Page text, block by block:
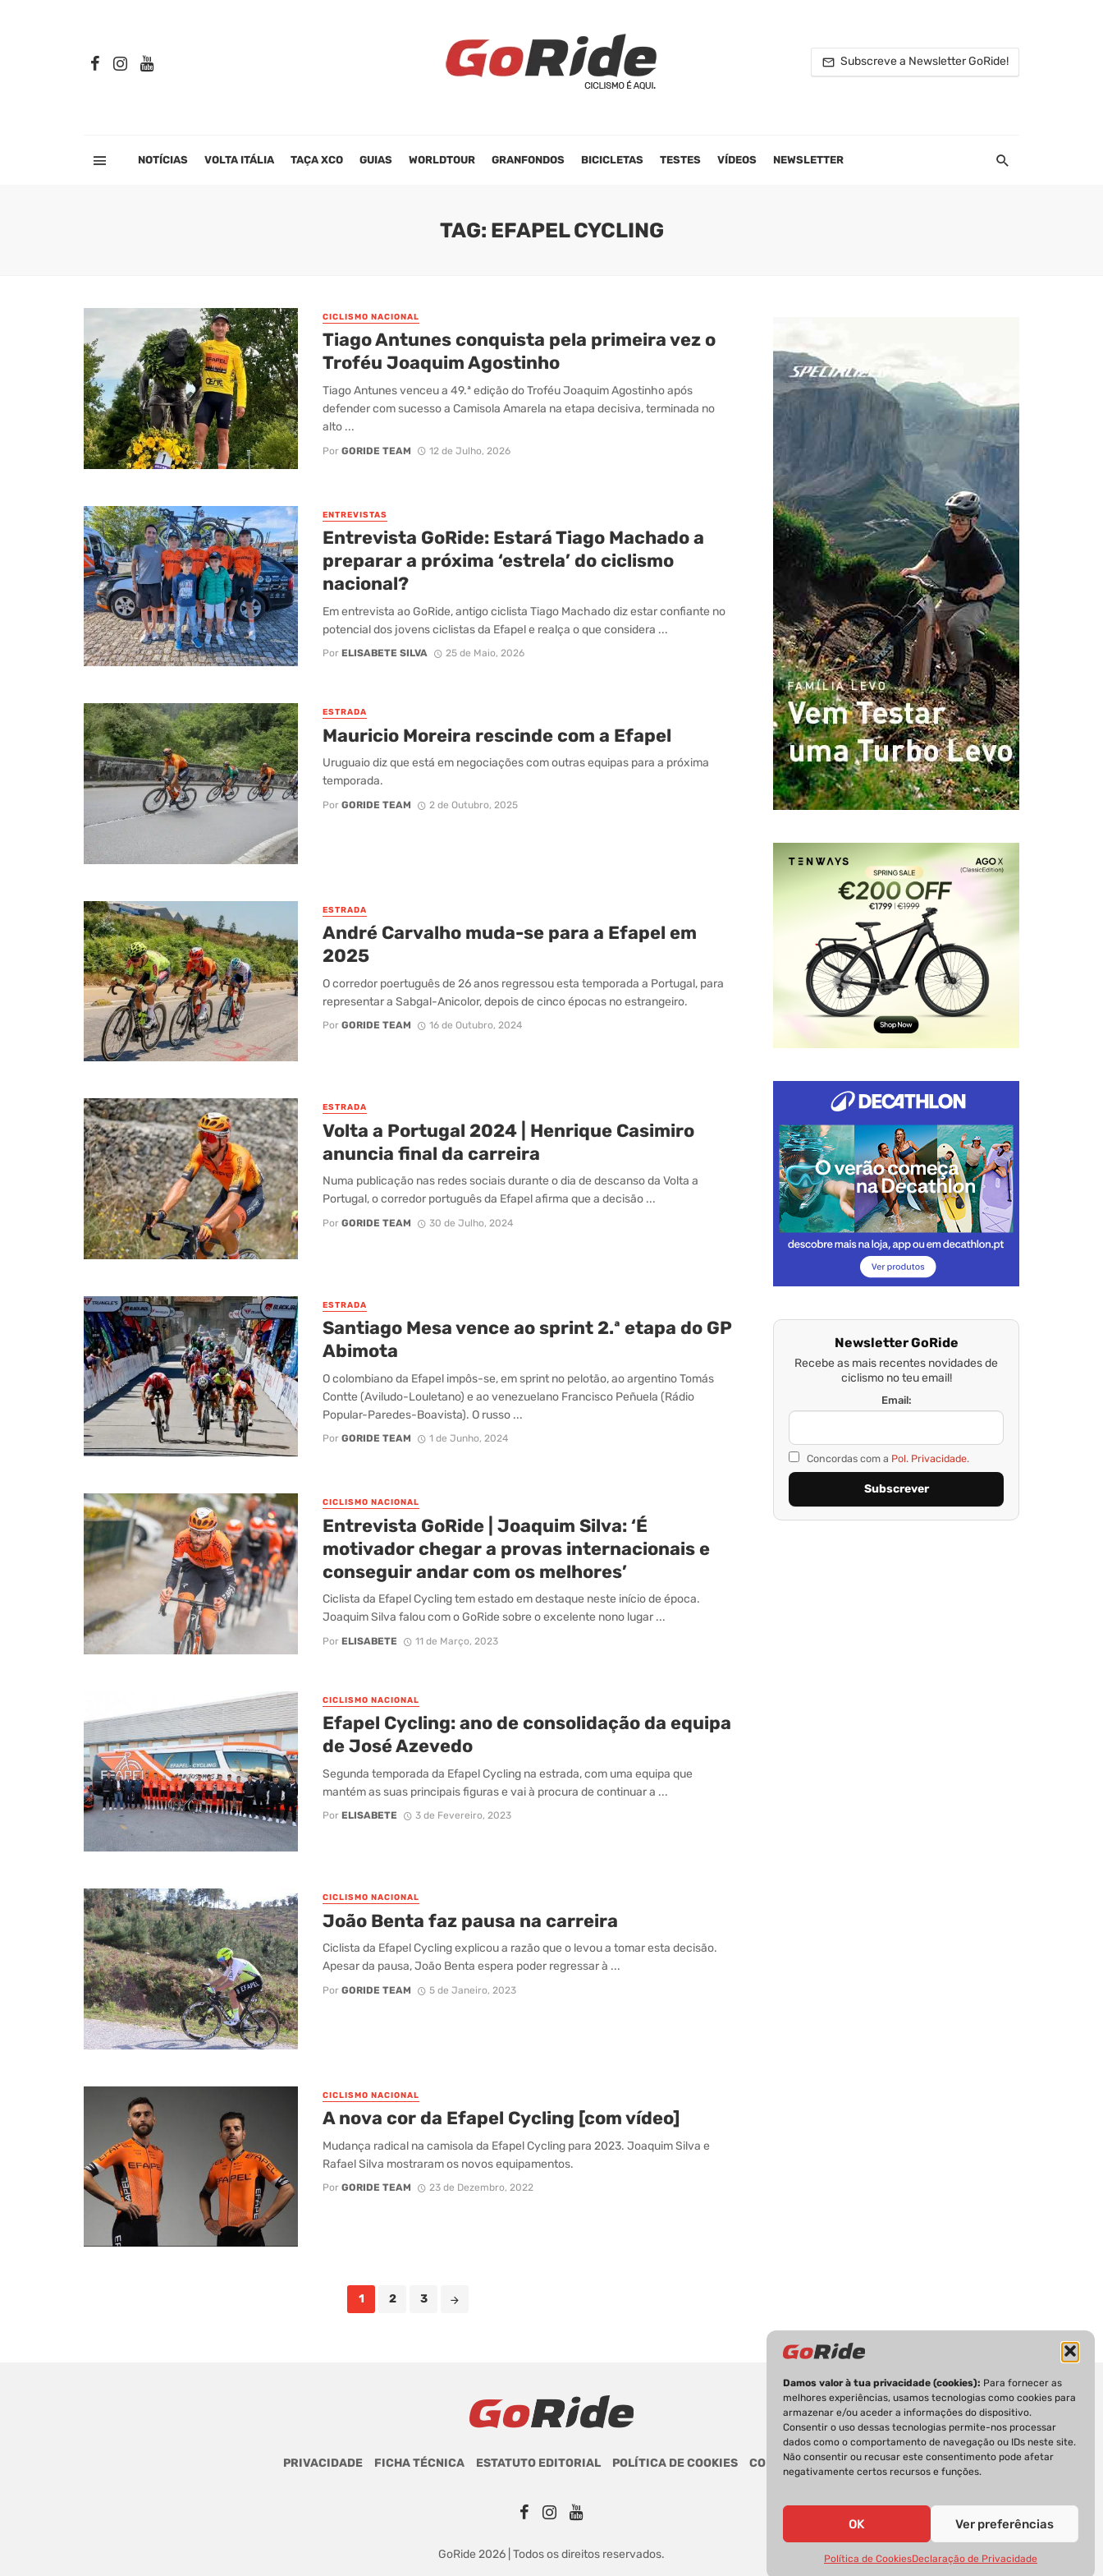
Damos valor à tua privacidade (cookies): Para fornecer as
melhores experiências, usamos tecnologias como cookies para
armazenar e/ou aceder a informações do dispositivo.
Consentir o uso dessas tecnologias permite-nos processar
dados como o comportamento de navegação ou IDs neste site.
Não consentir ou recusar este consentimento pode afetar
negativamente certos recursos e funções.
OK Ver preferências
Política de CookiesDeclaração de Privacidade
Subscreve a Newsletter GoRide!
NOTÍCIAS VOLTA ITÁLIA TAÇA XCO GUIAS WORLDTOUR GRANFONDOS BICICLETAS TESTES VÍDEOS NEWSLETTER
TAG: EFAPEL CYCLING
CICLISMO NACIONAL
Tiago Antunes conquista pela primeira vez o
Troféu Joaquim Agostinho
Tiago Antunes venceu a 49.ª edição do Troféu Joaquim Agostinho após
defender com sucesso a Camisola Amarela na etapa decisiva, terminada no
alto ...
Por GORIDE TEAM 12 de Julho, 2026
ENTREVISTAS
Entrevista GoRide: Estará Tiago Machado a
preparar a próxima ‘estrela’ do ciclismo
nacional?
Em entrevista ao GoRide, antigo ciclista Tiago Machado diz estar confiante no
potencial dos jovens ciclistas da Efapel e realça o que considera ...
Por ELISABETE SILVA 25 de Maio, 2026
ESTRADA
Mauricio Moreira rescinde com a Efapel
Uruguaio diz que está em negociações com outras equipas para a próxima
temporada.
Por GORIDE TEAM 2 de Outubro, 2025
ESTRADA
André Carvalho muda-se para a Efapel em
2025
O corredor poertuguês de 26 anos regressou esta temporada a Portugal, para
representar a Sabgal-Anicolor, depois de cinco épocas no estrangeiro.
Por GORIDE TEAM 16 de Outubro, 2024
ESTRADA
Volta a Portugal 2024 | Henrique Casimiro
anuncia final da carreira
Numa publicação nas redes sociais durante o dia de descanso da Volta a
Portugal, o corredor português da Efapel afirma que a decisão ...
Por GORIDE TEAM 30 de Julho, 2024
ESTRADA
Santiago Mesa vence ao sprint 2.ª etapa do GP
Abimota
O colombiano da Efapel impôs-se, em sprint no pelotão, ao argentino Tomás
Contte (Aviludo-Louletano) e ao venezuelano Francisco Peñuela (Rádio
Popular-Paredes-Boavista). O russo ...
Por GORIDE TEAM 1 de Junho, 2024
CICLISMO NACIONAL
Entrevista GoRide | Joaquim Silva: ‘É
motivador chegar a provas internacionais e
conseguir andar com os melhores’
Ciclista da Efapel Cycling tem estado em destaque neste início de época.
Joaquim Silva falou com o GoRide sobre o excelente nono lugar ...
Por ELISABETE 11 de Março, 2023
CICLISMO NACIONAL
Efapel Cycling: ano de consolidação da equipa
de José Azevedo
Segunda temporada da Efapel Cycling na estrada, com uma equipa que
mantém as suas principais figuras e vai à procura de continuar a ...
Por ELISABETE 3 de Fevereiro, 2023
CICLISMO NACIONAL
João Benta faz pausa na carreira
Ciclista da Efapel Cycling explicou a razão que o levou a tomar esta decisão.
Apesar da pausa, João Benta espera poder regressar à ...
Por GORIDE TEAM 5 de Janeiro, 2023
CICLISMO NACIONAL
A nova cor da Efapel Cycling [com vídeo]
Mudança radical na camisola da Efapel Cycling para 2023. Joaquim Silva e
Rafael Silva mostraram os novos equipamentos.
Por GORIDE TEAM 23 de Dezembro, 2022
1 2 3
Newsletter GoRide
Recebe as mais recentes novidades de
ciclismo no teu email!
Email:
Concordas com a Pol. Privacidade.
PRIVACIDADE FICHA TÉCNICA ESTATUTO EDITORIAL POLÍTICA DE COOKIES CONTACTOS
GoRide 2026 | Todos os direitos reservados.